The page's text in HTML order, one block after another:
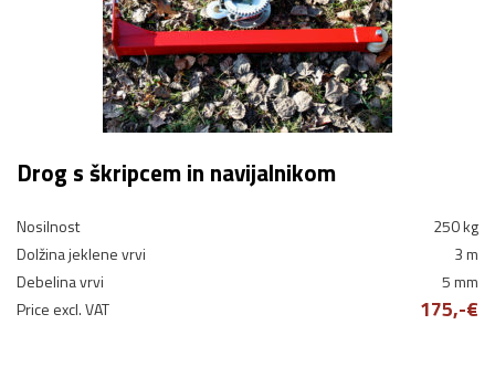
Drog s škripcem in navijalnikom
Nosilnost
250 kg
Dolžina jeklene vrvi
3 m
Debelina vrvi
5 mm
Price excl. VAT
175,-€